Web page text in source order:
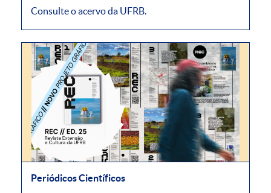
Consulte o acervo da UFRB.
Periódicos Científicos